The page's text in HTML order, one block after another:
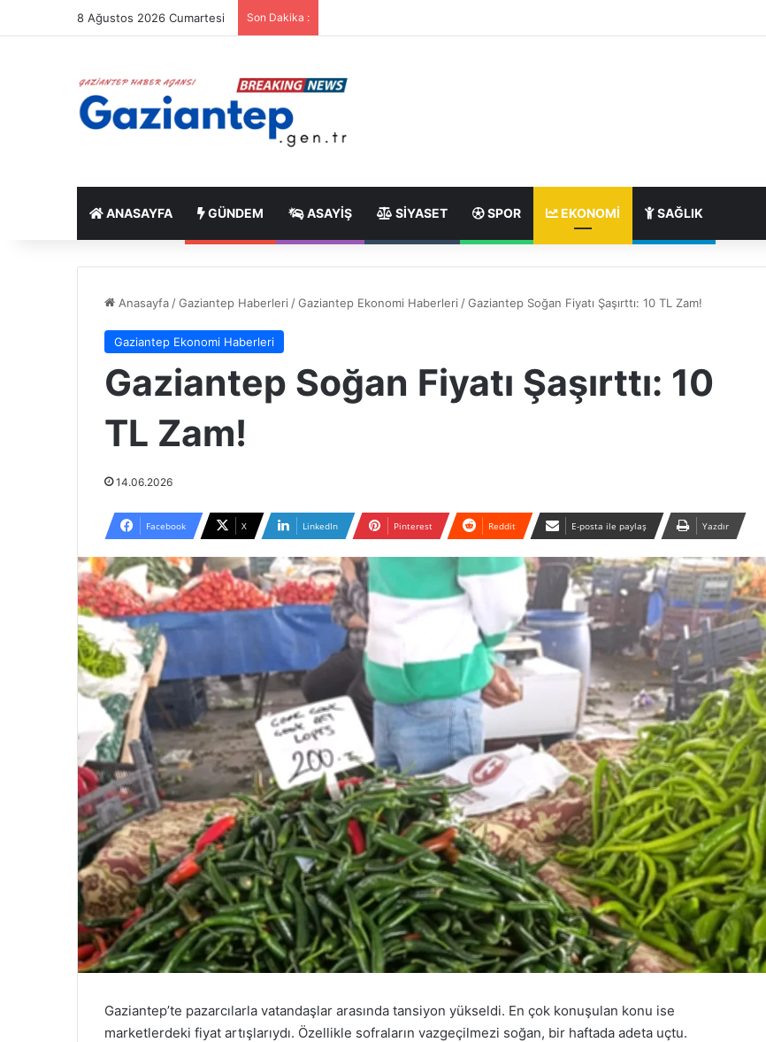
8 Ağustos 2026 Cumartesi Son Dakika :
ANASAYFA GÜNDEM ASAYIŞ SIYASET SPOR EKONOMI SAĞLIK
Anasayfa /Gaziantep Haberleri /Gaziantep Ekonomi Haberleri /Gaziantep Soğan Fiyatı Şaşırttı: 10 TL Zam!
Gaziantep Ekonomi Haberleri
Gaziantep Soğan Fiyatı Şaşırttı: 10
TL Zam!
14.06.2026
Facebook X LinkedIn Pinterest Reddit E-posta ile paylaş Yazdır
Gaziantep’te pazarcılarla vatandaşlar arasında tansiyon yükseldi. En çok konuşulan konu ise
marketlerdeki fiyat artışlarıydı. Özellikle sofraların vazgeçilmezi soğan, bir haftada adeta uçtu.